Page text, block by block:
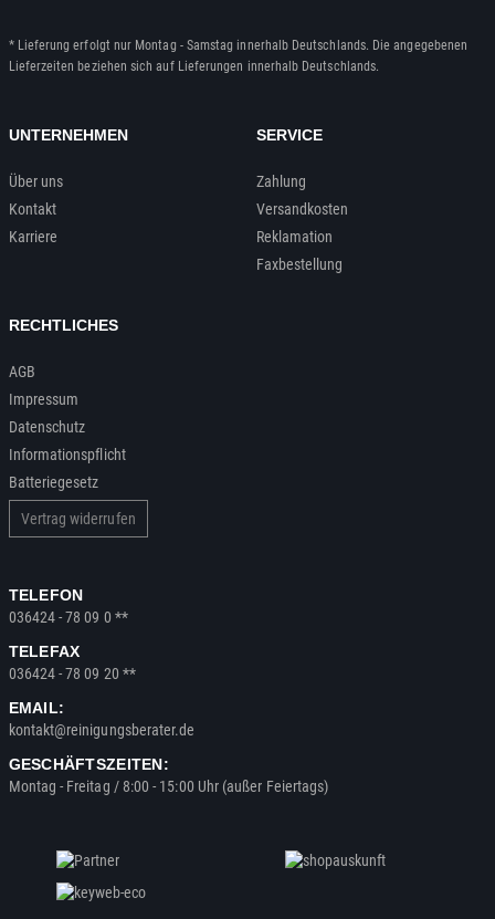
* Lieferung erfolgt nur Montag - Samstag innerhalb Deutschlands. Die angegebenen
Lieferzeiten beziehen sich auf Lieferungen innerhalb Deutschlands.
UNTERNEHMEN
Über uns
Kontakt
Karriere
SERVICE
Zahlung
Versandkosten
Reklamation
Faxbestellung
RECHTLICHES
AGB
Impressum
Datenschutz
Informationspflicht
Batteriegesetz
Vertrag widerrufen
TELEFON
036424 - 78 09 0 **
TELEFAX
036424 - 78 09 20 **
EMAIL:
kontakt@reinigungsberater.de
GESCHÄFTSZEITEN:
Montag - Freitag / 8:00 - 15:00 Uhr (außer Feiertags)